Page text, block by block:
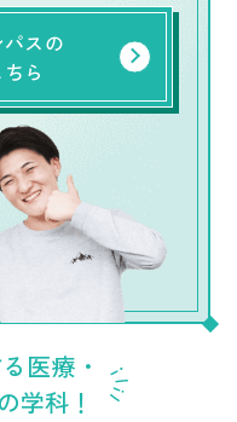
スの
ら
医療・
学科！